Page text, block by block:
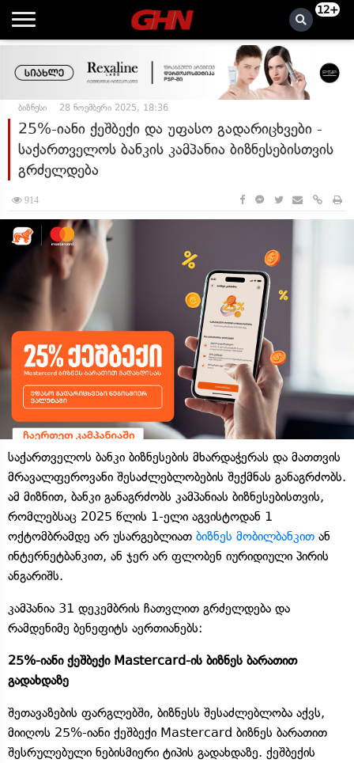
12+
ბიზნესი 28 ნოემბერი 2025, 18:36
25%-იანი ქეშბექი და უფასო გადარიცხვები -
საქართველოს ბანკის კამპანია ბიზნესებისთვის
გრძელდება
914
საქართველოს ბანკი ბიზნესების მხარდაჭერას და მათთვის
მრავალფეროვანი შესაძლებლობების შექმნას განაგრძობს.
ამ მიზნით, ბანკი განაგრძობს კამპანიას ბიზნესებისთვის,
რომლებსაც 2025 წლის 1-ელი აგვისტოდან 1
ოქტომბრამდე არ უსარგებლიათ ბიზნეს მობილბანკით ან
ინტერნეტბანკით, ან ჯერ არ ფლობენ იურიდიული პირის
ანგარიშს.
კამპანია 31 დეკემბრის ჩათვლით გრძელდება და
რამდენიმე ბენეფიტს აერთიანებს:
25%-იანი ქეშბექი Mastercard-ის ბიზნეს ბარათით
გადახდაზე
შეთავაზების ფარგლებში, ბიზნესს შესაძლებლობა აქვს,
მიიღოს 25%-იანი ქეშბექი Mastercard ბიზნეს ბარათით
შესრულებული ნებისმიერი ტიპის გადახდაზე. ქეშბექის